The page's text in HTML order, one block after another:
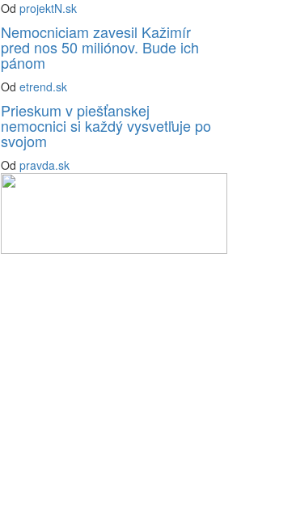
OdprojektN.sk
Nemocniciam zavesil Kažimír
pred nos 50 miliónov. Bude ich
pánom
Odetrend.sk
Prieskum v piešťanskej
nemocnici si každý vysvetľuje po
svojom
Odpravda.sk